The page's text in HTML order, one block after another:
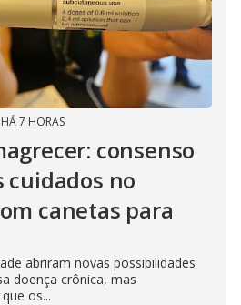
HÁ 7 HORAS
consenso
cuidados no
canetas para
abriram novas possibilidades
doença crônica, mas
os...